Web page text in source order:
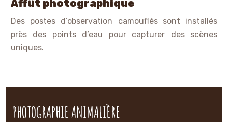
Affût photographique
Des postes d’observation camouflés sont installés
près des points d’eau pour capturer des scènes
uniques.
PHOTOGRAPHIE ANIMALIÈRE